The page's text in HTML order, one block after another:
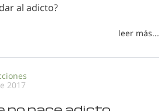
al adicto?
leer más...
2017